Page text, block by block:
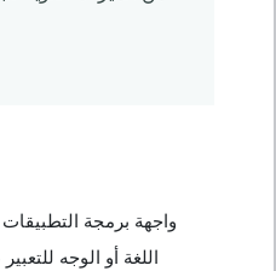
واجهة برمجة
اللغة أو الوجه